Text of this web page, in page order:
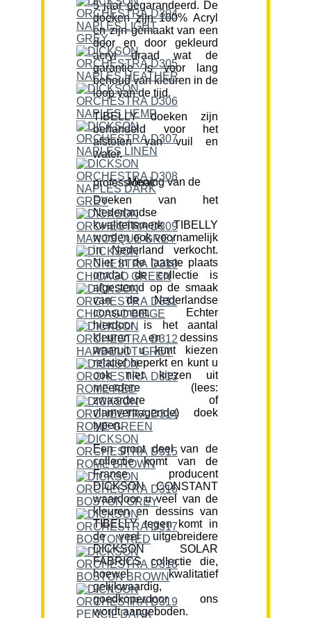
5 jaar gegarandeerd. De
doeken zijn 100% Acryl
en zijn gemaakt van een
door en door gekleurd
acryl draad wat de
garantie is voor lang
behoud van kleuren in de
loop van de tijd.
TIBELLY doeken zijn
behandeld voor het
afstoten van vuil en
water.
Mening van de professional:
Doeken van het
Nederlandse
kwaliteitsmerk TIBELLY
worden ook voornamelijk
in Nederland verkocht.
Niet in de laatste plaats
omdat de collectie is
afgestemd op de smaak
van de Nederlandse
consument. Echter
hierdoor is het aantal
kleuren en dessins
waaruit u kunt kiezen
relatief beperkt en kunt u
ook niet kiezen uit
meerdere (lees:
zwaardere of
vlamvertragende) doek
typen.
Een groot deel van de
collectie komt van de
Franse producent
DICKSON CONSTANT
waardoor u veel van de
kleuren en dessins van
TIBELLY tegen komt in
de veel uitgebreidere
DICKSON SOLAR
FABRICS collectie die,
hoewel kwalitatief
gelijkwaardig,
goedkoperdoor ons
wordt aangeboden.